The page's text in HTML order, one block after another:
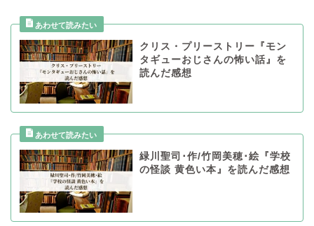
クリス・プリーストリー『モン
タギューおじさんの怖い話』を
読んだ感想
緑川聖司･作/竹岡美穂･絵『学校
の怪談 黄色い本』を読んだ感想